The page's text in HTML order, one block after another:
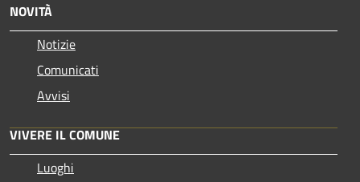
NOVITÀ
Notizie
Comunicati
Avvisi
VIVERE IL COMUNE
Luoghi